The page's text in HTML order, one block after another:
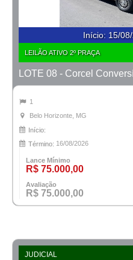
Início: 15/
LEILÃO ATIVO 2º PRAÇA
LOTE 08 - Corcel
1
Belo Horizonte, MG
Início:
Término: 16/08/2026
Lance Mínimo
R$ 75.000,00
Avaliação
R$ 75.000,00
JUDICIAL